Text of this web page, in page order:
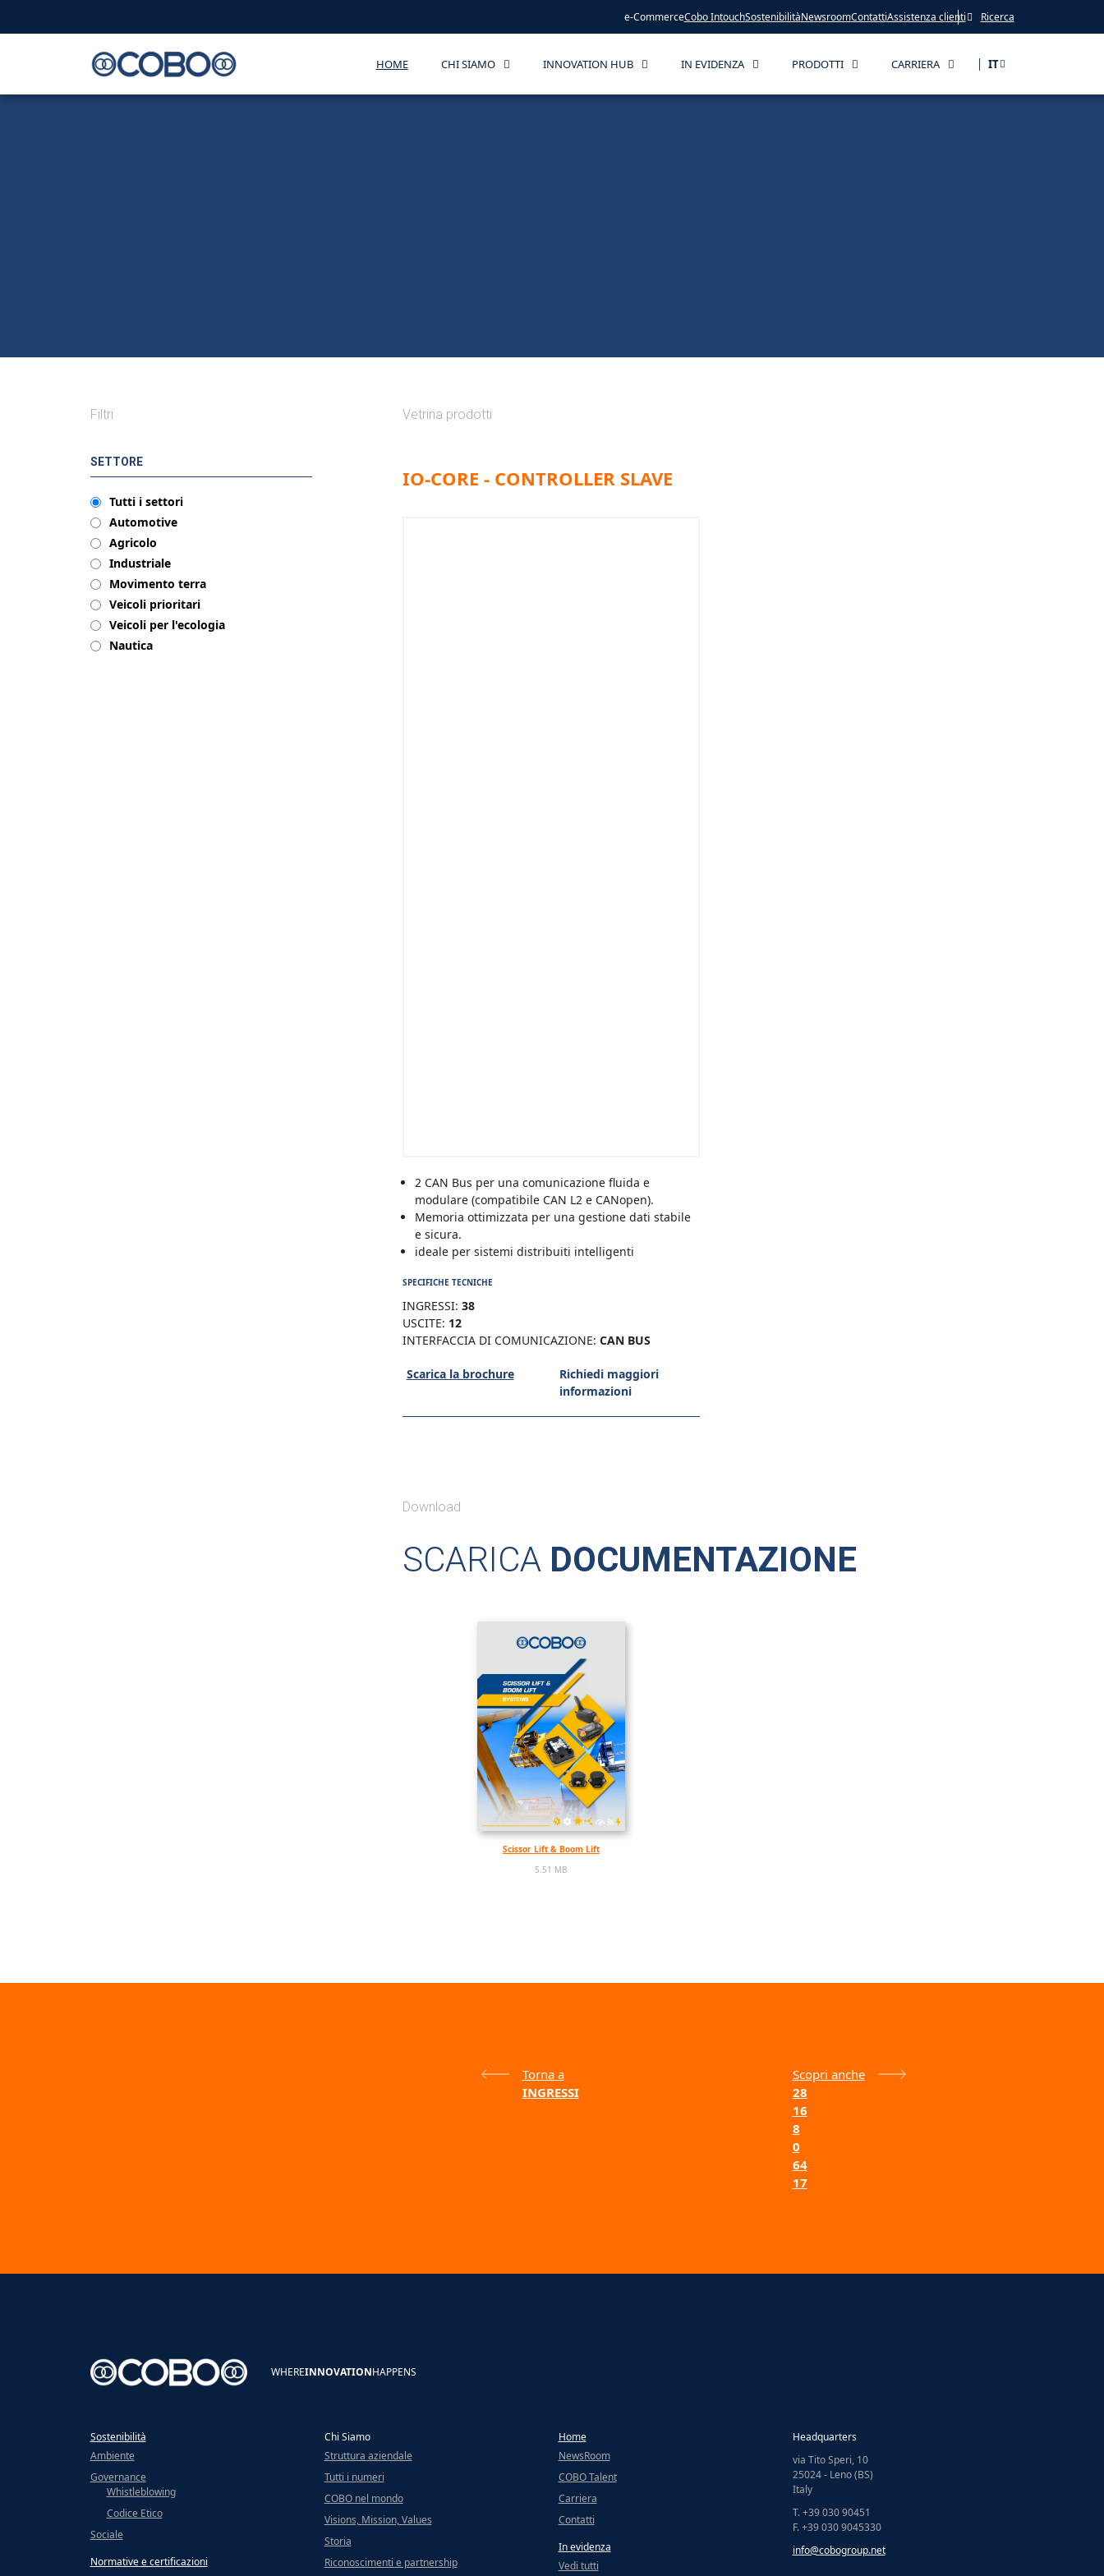
e-CommerceCobo IntouchSostenibilitàNewsroomContattiAssistenza clienti Ricerca
HOME CHI SIAMO INNOVATION HUB IN EVIDENZA PRODOTTI CARRIERA IT
Filtri
SETTORE
Tutti i settori
Automotive
Agricolo
Industriale
Movimento terra
Veicoli prioritari
Veicoli per l'ecologia
Nautica
Vetrina prodotti
IO-CORE - CONTROLLER SLAVE
2 CAN Bus per una comunicazione fluida e
modulare (compatibile CAN L2 e CANopen).
Memoria ottimizzata per una gestione dati stabile
e sicura.
ideale per sistemi distribuiti intelligenti
SPECIFICHE TECNICHE
INGRESSI: 38
USCITE: 12
INTERFACCIA DI COMUNICAZIONE: CAN BUS
Scarica la brochure
Richiedi maggiori
informazioni
Download
SCARICA DOCUMENTAZIONE
Scissor Lift & Boom Lift
5.51 MB
Torna a
INGRESSI
Scopri anche
28
16
8
0
64
17
WHEREINNOVATIONHAPPENS
Sostenibilità
Ambiente
Governance
Whistleblowing
Codice Etico
Sociale
Normative e certificazioni
Chi Siamo
Struttura aziendale
Tutti i numeri
COBO nel mondo
Visions, Mission, Values
Storia
Riconoscimenti e partnership
Home
NewsRoom
COBO Talent
Carriera
Contatti
In evidenza
Vedi tutti
Headquarters
via Tito Speri, 10
25024 - Leno (BS)
Italy
T. +39 030 90451
F. +39 030 9045330
info@cobogroup.net